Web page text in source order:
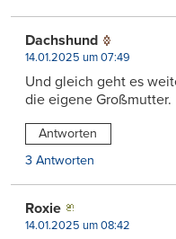
Dachshund
14.01.2025 um 07:49
Und gleich geht es
die eigene Großmutter.
Antworten
3 Antworten
Roxie
14.01.2025 um 08:42